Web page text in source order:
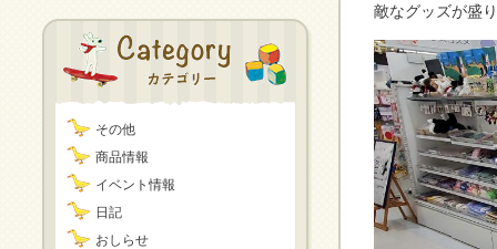
その他
商品情報
イベント情報
日記
おしらせ
敵なグッズが盛